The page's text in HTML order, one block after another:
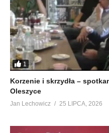
1
Korzenie i skrzydła –
Oleszyce
Jan Lechowicz 25 LIPCA, 2026